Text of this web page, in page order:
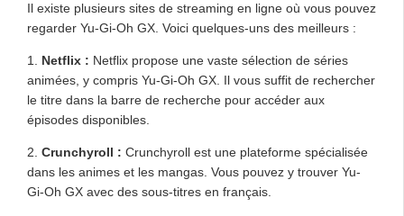
Il existe plusieurs sites de streaming en ligne où vous pouvez
regarder Yu-Gi-Oh GX. Voici quelques-uns des meilleurs :
1. Netflix : Netflix propose une vaste sélection de séries
animées, y compris Yu-Gi-Oh GX. Il vous suffit de rechercher
le titre dans la barre de recherche pour accéder aux
épisodes disponibles.
2. Crunchyroll : Crunchyroll est une plateforme spécialisée
dans les animes et les mangas. Vous pouvez y trouver Yu-
Gi-Oh GX avec des sous-titres en français.